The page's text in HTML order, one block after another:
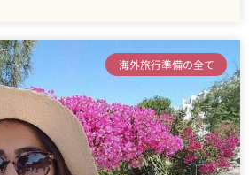
海外旅行準備の全て